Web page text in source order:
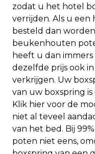
zodat u het hotel
verrijden. Als u een
besteld dan
beukenhouten
heeft u dan immers
dezelfde prijs ook
verkrijgen. Uw
van uw boxspring
Klik hier voor de
niet al teveel
van het bed. Bij
poten niet eens,